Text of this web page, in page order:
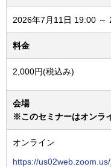
2026年7月11日 19:00 ～
料金
2,000円(税込み)
会場
※このセミナーはオンラ
オンライン
https://